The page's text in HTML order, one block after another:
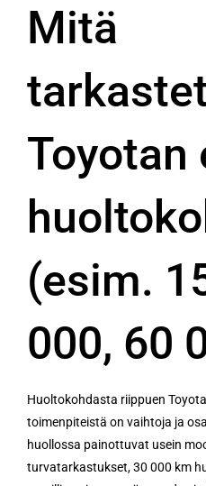
Mitä
Toyotan
(esim.
000, 60
Huoltokohdasta riippuen
toimenpiteistä on vaihtoja ja
huollossa painottuvat usein
turvatarkastukset, 30 000 km